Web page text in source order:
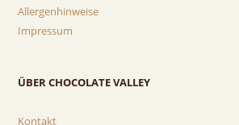
Allergenhinweise
Impressum
ÜBER CHOCOLATE VALLEY
Kontakt